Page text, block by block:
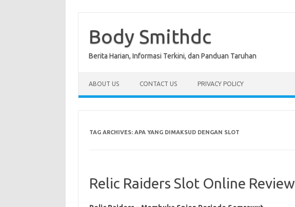
contentBody Smithdc
Berita Harian, Informasi Terkini, dan Panduan Taruhan
ABOUT US CONTACT US PRIVACY POLICY
TAG ARCHIVES: APA YANG DIMAKSUD DENGAN SLOT
Relic Raiders Slot Online Review